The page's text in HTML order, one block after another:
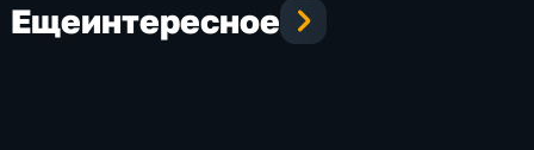
Ещеинтересное